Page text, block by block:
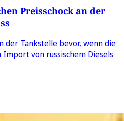
Preisschock an der
der Tankstelle bevor, wenn die
von russischem Diesels